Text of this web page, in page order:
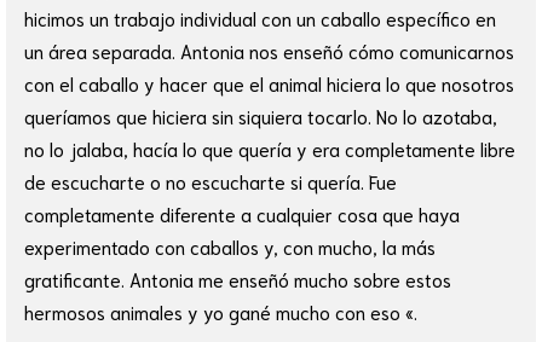
hicimos un trabajo individual con un caballo específico en
un área separada. Antonia nos enseñó cómo comunicarnos
con el caballo y hacer que el animal hiciera lo que nosotros
queríamos que hiciera sin siquiera tocarlo. No lo azotaba,
no lo jalaba, hacía lo que quería y era completamente libre
de escucharte o no escucharte si quería. Fue
completamente diferente a cualquier cosa que haya
experimentado con caballos y, con mucho, la más
gratificante. Antonia me enseñó mucho sobre estos
hermosos animales y yo gané mucho con eso «.